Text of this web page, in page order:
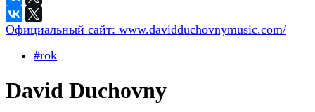
Официальный сайт: www.davidduchovnymusic.com/
#rok
David Duchovny